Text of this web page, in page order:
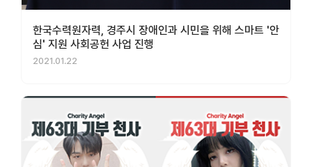
한국수력원자력, 경주시 장애인과 시민을 위해 스마트 '안
심' 지원 사회공헌 사업 진행
2021.01.22